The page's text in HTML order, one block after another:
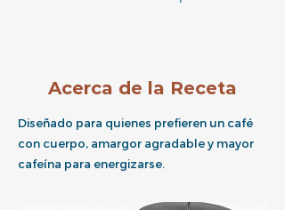
Acerca de la Receta
Diseñado para quienes prefieren un café
con cuerpo, amargor agradable y mayor
cafeína para energizarse.